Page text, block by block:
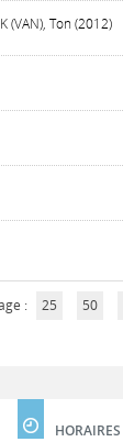
(VAN), Ton (2012)
: 25 50
HORAIRES